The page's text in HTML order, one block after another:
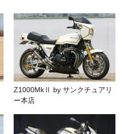
Z1000MkⅡ by サンクチュアリ
ー本店